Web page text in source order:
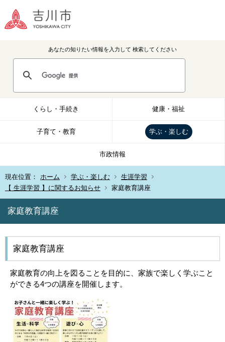
あなたの知りたい情報を入力して 検索してください
くらし・手続き 健康・福祉
子育て・教育 学ぶ・楽しむ
市政情報
現在位置： ホーム 学ぶ・楽しむ
生涯学習
【 生涯学習 】に関するお知らせ
家庭教育講座
家庭教育講座
家庭教育講座
家庭教育の向上を図ることを目的に、家族で楽しく学ぶこと
ができる4つの講座を開催します。